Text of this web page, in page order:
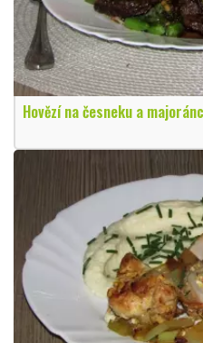
Hovězí na česneku a